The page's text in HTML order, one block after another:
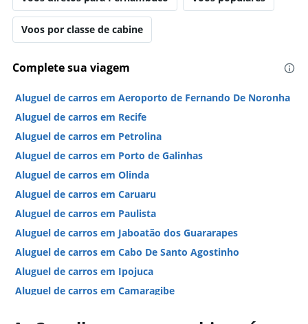
Voos por classe de cabine
Complete sua viagem
Aluguel de carros em Aeroporto de Fernando De Noronha
Aluguel de carros em Recife
Aluguel de carros em Petrolina
Aluguel de carros em Porto de Galinhas
Aluguel de carros em Olinda
Aluguel de carros em Caruaru
Aluguel de carros em Paulista
Aluguel de carros em Jaboatão dos Guararapes
Aluguel de carros em Cabo De Santo Agostinho
Aluguel de carros em Ipojuca
Aluguel de carros em Camaragibe